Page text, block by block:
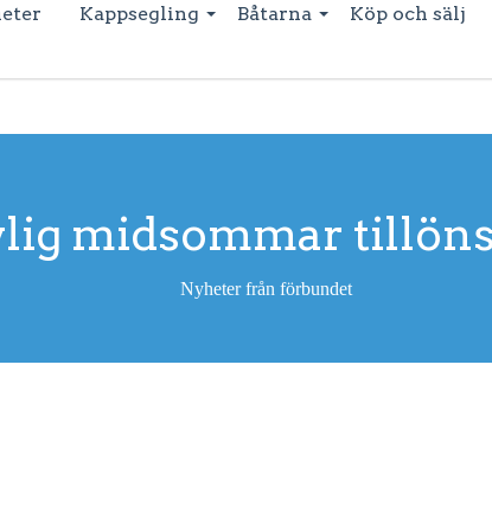
Kappsegling Båtarna Köp och sälj
midsommar
Nyheter från förbundet